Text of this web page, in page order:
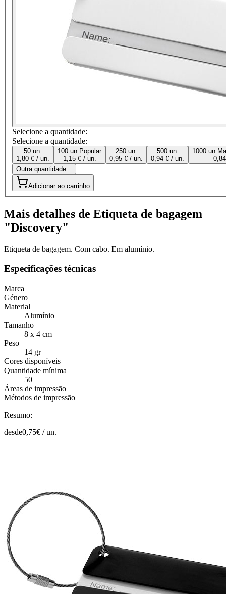
Selecione a quantidade:
Selecione a quantidade:
50 un.
1,80 € / un.
100 un. Popular
1,15 € / un.
250 un.
0,95 € / un.
500 un.
0,94 € / un.
1000 un.
Outra quantidade...
Adicionar ao carrinho
Mais detalhes de Etiqueta de bagagem
"Discovery"
Etiqueta de bagagem. Com cabo. Em alumínio.
Especificações técnicas
Marca
Género
Material
Alumínio
Tamanho
8 x 4 cm
Peso
14 gr
Cores disponíveis
Quantidade mínima
50
Áreas de impressão
Métodos de impressão
Resumo:
desde0,75€ /un.